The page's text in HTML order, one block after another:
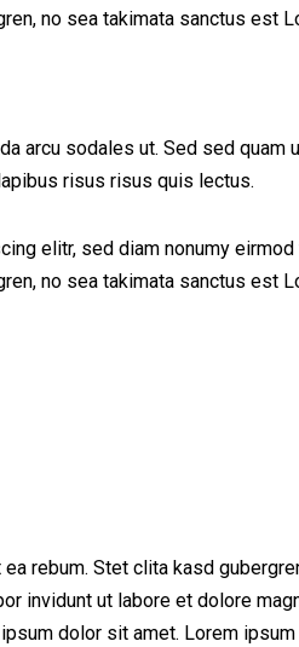
no sea takimata sanctus est
arcu sodales ut. Sed sed
risus risus quis lectus.
elitr, sed diam nonumy
no sea takimata sanctus est
rebum. Stet clita kasd
invidunt ut labore et dolore
dolor sit amet. Lorem